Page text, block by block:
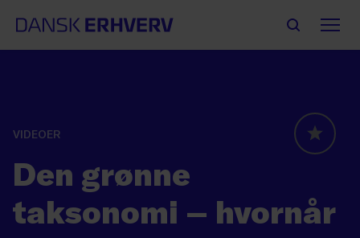
VIDEOER
Den grønne
taksonomi – hvornår